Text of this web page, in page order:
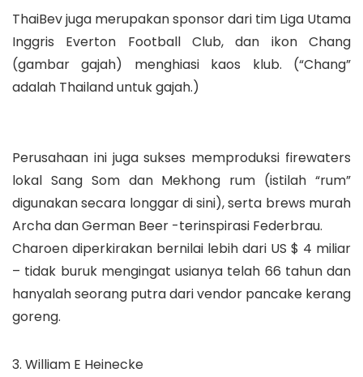
ThaiBev juga merupakan sponsor dari tim Liga Utama
Inggris Everton Football Club, dan ikon Chang
(gambar gajah) menghiasi kaos klub. (“Chang”
adalah Thailand untuk gajah.)
Perusahaan ini juga sukses memproduksi firewaters
lokal Sang Som dan Mekhong rum (istilah “rum”
digunakan secara longgar di sini), serta brews murah
Archa dan German Beer -terinspirasi Federbrau.
Charoen diperkirakan bernilai lebih dari US $ 4 miliar
– tidak buruk mengingat usianya telah 66 tahun dan
hanyalah seorang putra dari vendor pancake kerang
goreng.
3. William E Heinecke